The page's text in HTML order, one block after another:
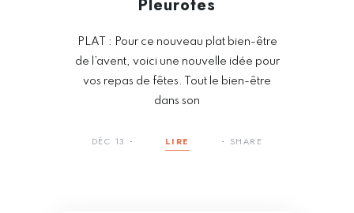
Pleurotes
PLAT : Pour ce nouveau plat bien-être
de l’avent, voici une nouvelle idée pour
vos repas de fêtes. Tout le bien-être
dans son
DÉC 13 LIRE SHARE